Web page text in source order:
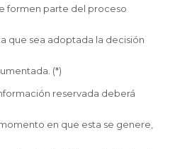
formen parte del proceso
que sea adoptada la decisión
(*)
reservada deberá
en que esta se genere,